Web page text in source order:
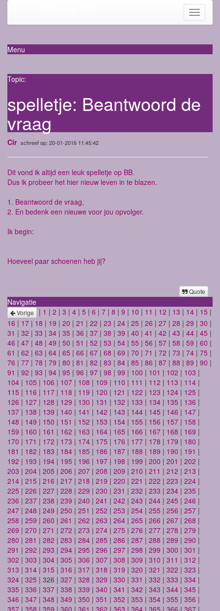
Toggle
Menu
Topic:
spelletje: Beantwoord de
vraag
Cir schreef op: 20-01-2016 11:45:42
Dit vond ik altijd een leuk spelletje op BB.
Dus ik probeer het hier nieuw leven in te blazen.
1. Beantwoord de vraag,
2. En bedenk een nieuwe voor jou opvolger.
Ik begin:
Hoeveel paar schoenen heb jij?
Quote
Navigatie
Vorige | 1 | 2 | 3 | 4 | 5 | 6 | 7 | 8 | 9 | 10 | 11 | 12 | 13 | 14 | 15 |
16 | 17 | 18 | 19 | 20 | 21 | 22 | 23 | 24 | 25 | 26 | 27 | 28 | 29 | 30 |
31 | 32 | 33 | 34 | 35 | 36 | 37 | 38 | 39 | 40 | 41 | 42 | 43 | 44 | 45 |
46 | 47 | 48 | 49 | 50 | 51 | 52 | 53 | 54 | 55 | 56 | 57 | 58 | 59 | 60 |
61 | 62 | 63 | 64 | 65 | 66 | 67 | 68 | 69 | 70 | 71 | 72 | 73 | 74 | 75 |
76 | 77 | 78 | 79 | 80 | 81 | 82 | 83 | 84 | 85 | 86 | 87 | 88 | 89 | 90 |
91 | 92 | 93 | 94 | 95 | 96 | 97 | 98 | 99 | 100 | 101 | 102 | 103 |
104 | 105 | 106 | 107 | 108 | 109 | 110 | 111 | 112 | 113 | 114 |
115 | 116 | 117 | 118 | 119 | 120 | 121 | 122 | 123 | 124 | 125 |
126 | 127 | 128 | 129 | 130 | 131 | 132 | 133 | 134 | 135 | 136 |
137 | 138 | 139 | 140 | 141 | 142 | 143 | 144 | 145 | 146 | 147 |
148 | 149 | 150 | 151 | 152 | 153 | 154 | 155 | 156 | 157 | 158 |
159 | 160 | 161 | 162 | 163 | 164 | 165 | 166 | 167 | 168 | 169 |
170 | 171 | 172 | 173 | 174 | 175 | 176 | 177 | 178 | 179 | 180 |
181 | 182 | 183 | 184 | 185 | 186 | 187 | 188 | 189 | 190 | 191 |
192 | 193 | 194 | 195 | 196 | 197 | 198 | 199 | 200 | 201 | 202 |
203 | 204 | 205 | 206 | 207 | 208 | 209 | 210 | 211 | 212 | 213 |
214 | 215 | 216 | 217 | 218 | 219 | 220 | 221 | 222 | 223 | 224 |
225 | 226 | 227 | 228 | 229 | 230 | 231 | 232 | 233 | 234 | 235 |
236 | 237 | 238 | 239 | 240 | 241 | 242 | 243 | 244 | 245 | 246 |
247 | 248 | 249 | 250 | 251 | 252 | 253 | 254 | 255 | 256 | 257 |
258 | 259 | 260 | 261 | 262 | 263 | 264 | 265 | 266 | 267 | 268 |
269 | 270 | 271 | 272 | 273 | 274 | 275 | 276 | 277 | 278 | 279 |
280 | 281 | 282 | 283 | 284 | 285 | 286 | 287 | 288 | 289 | 290 |
291 | 292 | 293 | 294 | 295 | 296 | 297 | 298 | 299 | 300 | 301 |
302 | 303 | 304 | 305 | 306 | 307 | 308 | 309 | 310 | 311 | 312 |
313 | 314 | 315 | 316 | 317 | 318 | 319 | 320 | 321 | 322 | 323 |
324 | 325 | 326 | 327 | 328 | 329 | 330 | 331 | 332 | 333 | 334 |
335 | 336 | 337 | 338 | 339 | 340 | 341 | 342 | 343 | 344 | 345 |
346 | 347 | 348 | 349 | 350 | 351 | 352 | 353 | 354 | 355 | 356 |